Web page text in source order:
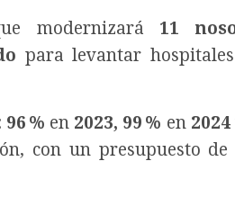
modernizará 11
para levantar
96 % en 2023, 99 % en 2024
con un presupuesto de